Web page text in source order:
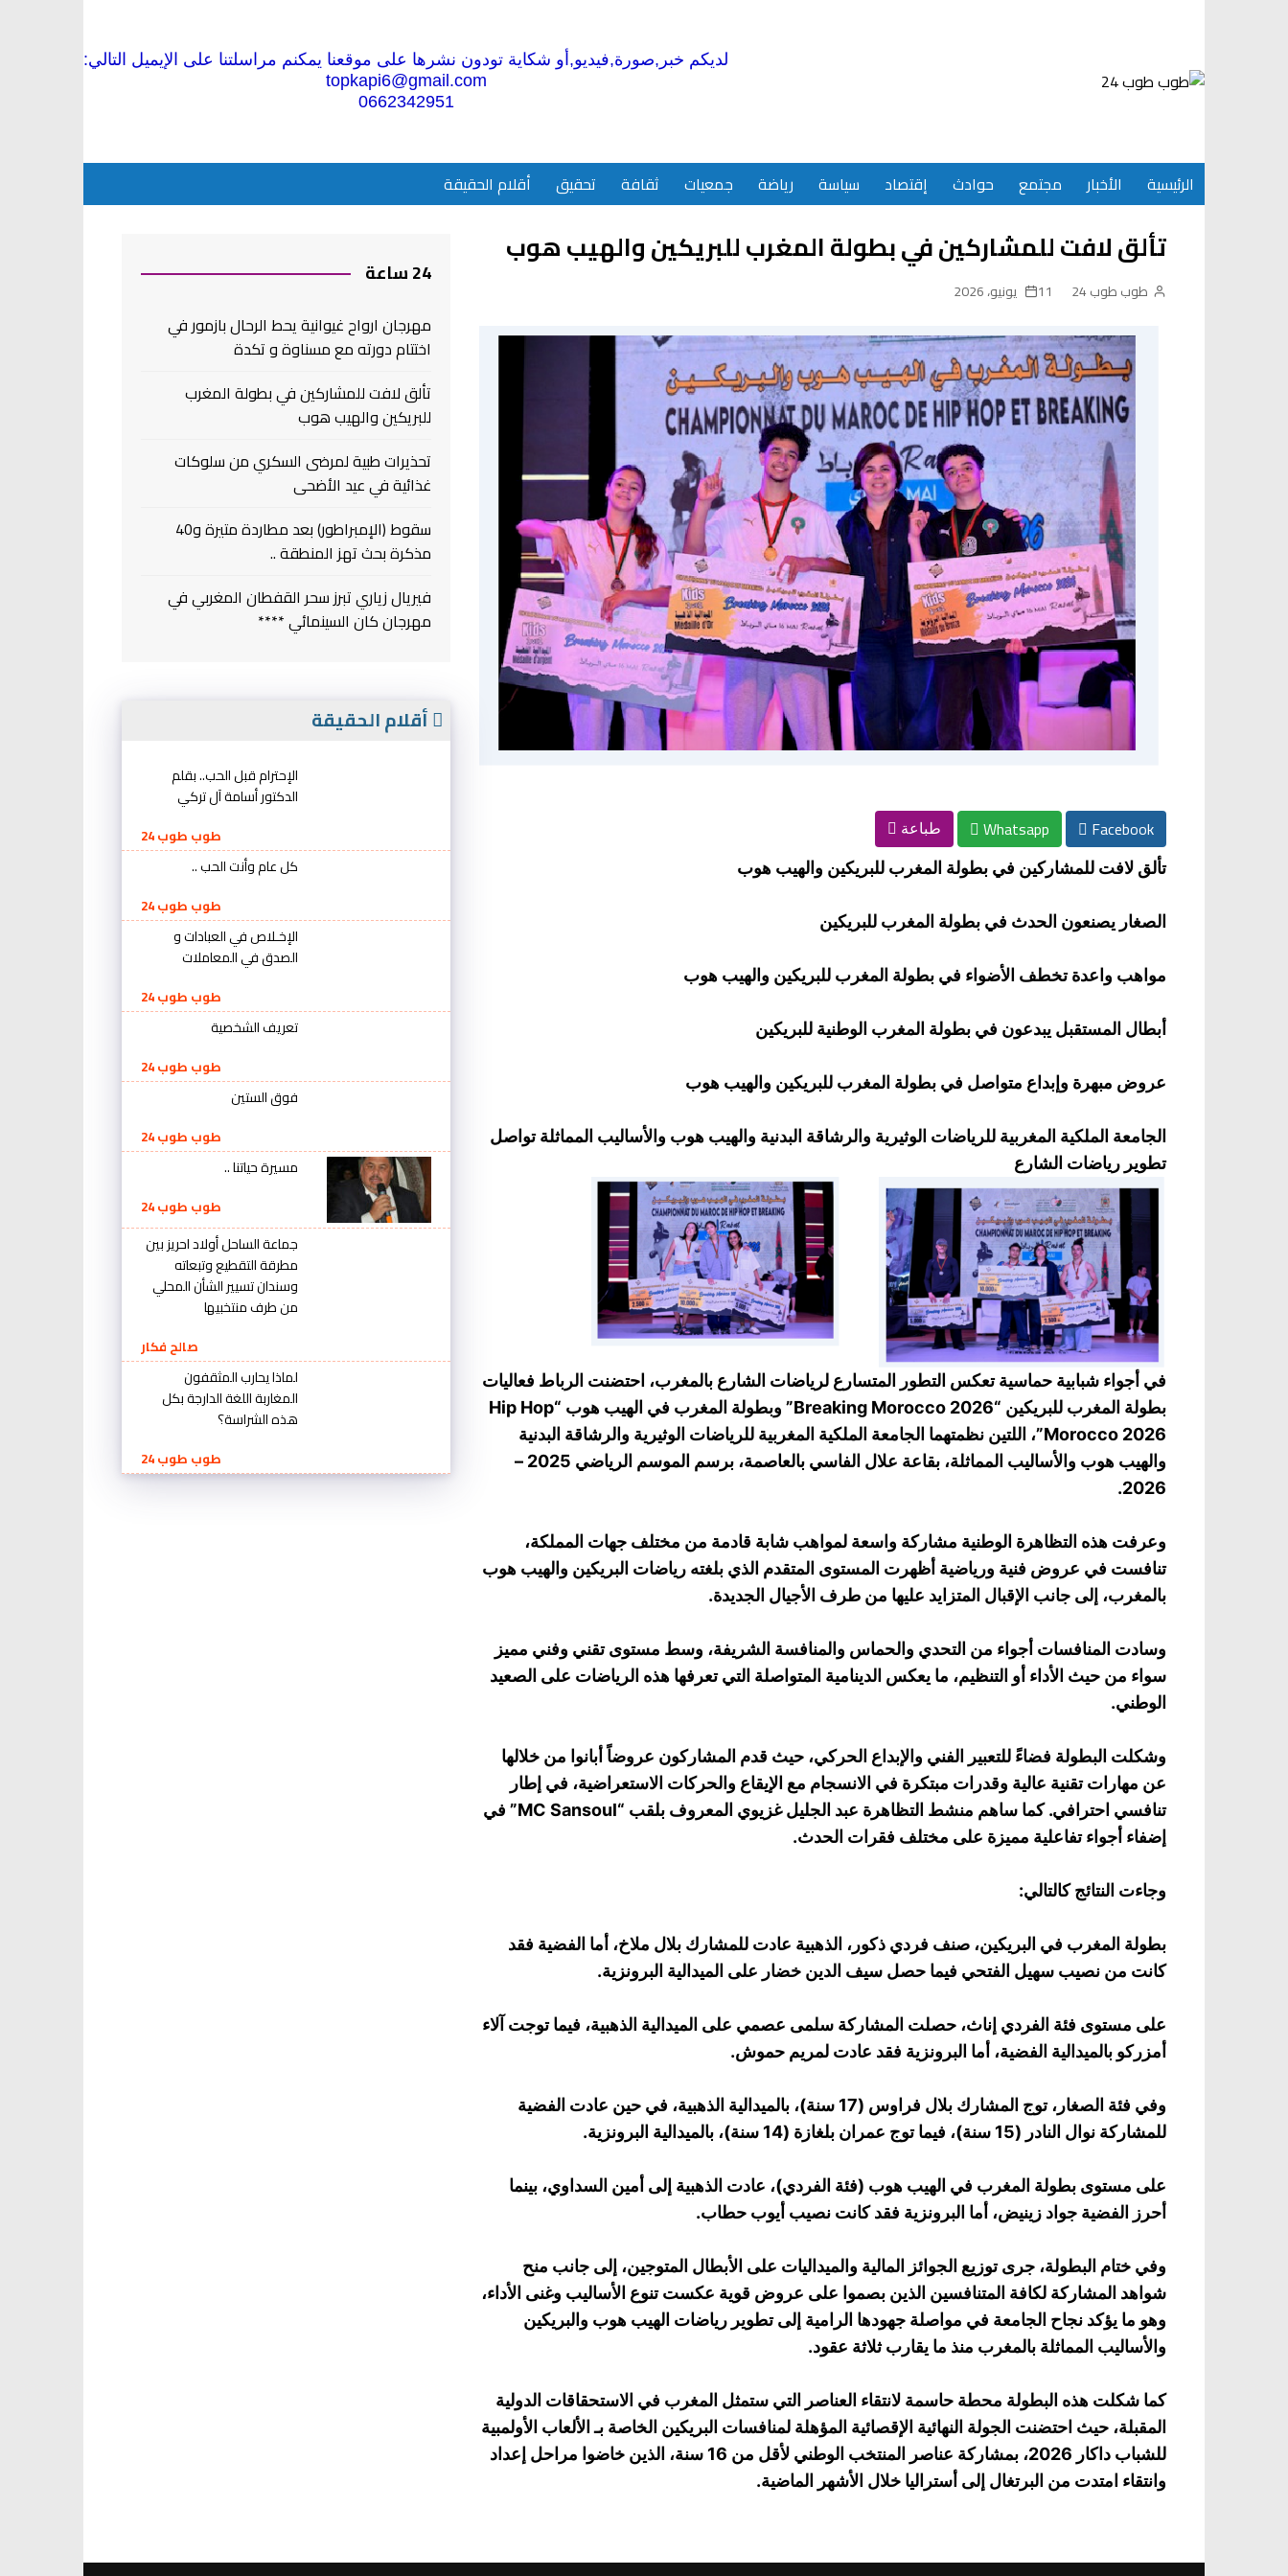
لديكم خبر,صورة,فيديو,أو شكاية تودون نشرها على موقعنا يمكنم مراسلتنا على الإيميل التالي:
topkapi6@gmail.com
0662342951
الرئيسية الأخبار مجتمع حوادث إقتصاد سياسة رياضة جمعيات ثقافة تحقيق أقلام الحقيقة
تألق لافت للمشاركين في بطولة المغرب للبريكين والهيب هوب
طوب طوب 24 11 يونيو، 2026
Facebook
Whatsapp طباعة
تألق لافت للمشاركين في بطولة المغرب للبريكين والهيب هوب
الصغار يصنعون الحدث في بطولة المغرب للبريكين
مواهب واعدة تخطف الأضواء في بطولة المغرب للبريكين والهيب هوب
أبطال المستقبل يبدعون في بطولة المغرب الوطنية للبريكين
عروض مبهرة وإبداع متواصل في بطولة المغرب للبريكين والهيب هوب
الجامعة الملكية المغربية للرياضات الوثيرية والرشاقة البدنية والهيب هوب والأساليب المماثلة تواصل
تطوير رياضات الشارع
في أجواء شبابية حماسية تعكس التطور المتسارع لرياضات الشارع بالمغرب، احتضنت الرباط فعاليات
بطولة المغرب للبريكين “Breaking Morocco 2026” وبطولة المغرب في الهيب هوب “Hip Hop
Morocco 2026”، اللتين نظمتهما الجامعة الملكية المغربية للرياضات الوثيرية والرشاقة البدنية
والهيب هوب والأساليب المماثلة، بقاعة علال الفاسي بالعاصمة، برسم الموسم الرياضي 2025 –
2026.
وعرفت هذه التظاهرة الوطنية مشاركة واسعة لمواهب شابة قادمة من مختلف جهات المملكة،
تنافست في عروض فنية ورياضية أظهرت المستوى المتقدم الذي بلغته رياضات البريكين والهيب هوب
بالمغرب، إلى جانب الإقبال المتزايد عليها من طرف الأجيال الجديدة.
وسادت المنافسات أجواء من التحدي والحماس والمنافسة الشريفة، وسط مستوى تقني وفني مميز
سواء من حيث الأداء أو التنظيم، ما يعكس الدينامية المتواصلة التي تعرفها هذه الرياضات على الصعيد
الوطني.
وشكلت البطولة فضاءً للتعبير الفني والإبداع الحركي، حيث قدم المشاركون عروضاً أبانوا من خلالها
عن مهارات تقنية عالية وقدرات مبتكرة في الانسجام مع الإيقاع والحركات الاستعراضية، في إطار
تنافسي احترافي. كما ساهم منشط التظاهرة عبد الجليل غزيوي المعروف بلقب “MC Sansoul” في
إضفاء أجواء تفاعلية مميزة على مختلف فقرات الحدث.
وجاءت النتائج كالتالي:
بطولة المغرب في البريكين، صنف فردي ذكور، الذهبية عادت للمشارك بلال ملاخ، أما الفضية فقد
كانت من نصيب سهيل الفتحي فيما حصل سيف الدين خضار على الميدالية البرونزية.
على مستوى فئة الفردي إناث، حصلت المشاركة سلمى عصمي على الميدالية الذهبية، فيما توجت آلاء
أمزركو بالميدالية الفضية، أما البرونزية فقد عادت لمريم حموش.
وفي فئة الصغار، توج المشارك بلال فراوس (17 سنة)، بالميدالية الذهبية، في حين عادت الفضية
للمشاركة نوال النادر (15 سنة)، فيما توج عمران بلغازة (14 سنة)، بالميدالية البرونزية.
على مستوى بطولة المغرب في الهيب هوب (فئة الفردي)، عادت الذهبية إلى أمين السداوي، بينما
أحرز الفضية جواد زينيض، أما البرونزية فقد كانت نصيب أيوب حطاب.
وفي ختام البطولة، جرى توزيع الجوائز المالية والميداليات على الأبطال المتوجين، إلى جانب منح
شواهد المشاركة لكافة المتنافسين الذين بصموا على عروض قوية عكست تنوع الأساليب وغنى الأداء،
وهو ما يؤكد نجاح الجامعة في مواصلة جهودها الرامية إلى تطوير رياضات الهيب هوب والبريكين
والأساليب المماثلة بالمغرب منذ ما يقارب ثلاثة عقود.
كما شكلت هذه البطولة محطة حاسمة لانتقاء العناصر التي ستمثل المغرب في الاستحقاقات الدولية
المقبلة، حيث احتضنت الجولة النهائية الإقصائية المؤهلة لمنافسات البريكين الخاصة بـ الألعاب الأولمبية
للشباب داكار 2026، بمشاركة عناصر المنتخب الوطني لأقل من 16 سنة، الذين خاضوا مراحل إعداد
وانتقاء امتدت من البرتغال إلى أستراليا خلال الأشهر الماضية.
24 ساعة
مهرجان ارواح غيوانية يحط الرحال بازمور في
اختتام دورته مع مسناوة و تكدة
تألق لافت للمشاركين في بطولة المغرب
للبريكين والهيب هوب
تحذيرات طبية لمرضى السكري من سلوكات
غذائية في عيد الأضحى
سقوط (الإمبراطور) بعد مطاردة متيرة و40
مذكرة بحث تهز المنطقة ..
فيريال زياري تبرز سحر القفطان المغربي في
مهرجان كان السينمائي ****
أقلام الحقيقة
الإحترام قبل الحب.. بقلم
الدكتور أسامة آل تركي
طوب طوب 24
كل عام وأنت الحب ..
طوب طوب 24
الإخـلاص في العبادات و
الصدق في المعاملات
طوب طوب 24
تعريف الشخصية
طوب طوب 24
فوق الستين
طوب طوب 24
مسيرة حياتنا ..
طوب طوب 24
جماعة الساحل أولاد احريز بين
مطرقة التقطيع وتبعاته
وسندان تسيير الشأن المحلي
من طرف منتخبيها
صالح فكار
لماذا يحارب المثقفون
المغاربة اللغة الدارجة بكل
هذه الشراسة؟
طوب طوب 24